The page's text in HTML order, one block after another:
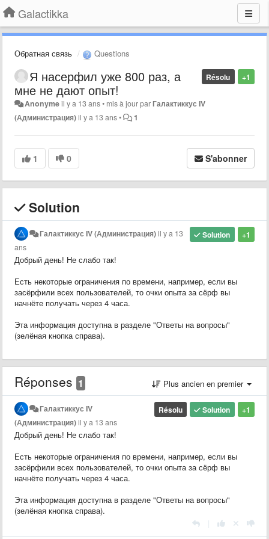
Galactikka
Обратная связь Questions
+1
Résolu
Я насерфил уже 800 раз, а
мне не дают опыт!
Anonymeil y a 13 ans• mis à jour parГалактиккус IV
(Администрация)il y a 13 ans• 1
1 0 S'abonner
Solution
+1
Solution
Галактиккус IV (Администрация)il y a 13
ans
Добрый день! Не слабо так!
Есть некоторые ограничения по времени, например, если вы
засёрфили всех пользователей, то очки опыта за сёрф вы
начнёте получать через 4 часа.
Эта информация доступна в разделе "Ответы на вопросы"
(зелёная кнопка справа).
Réponses 1 Plus ancien en premier
+1
Solution
Résolu
Галактиккус IV
(Администрация)il y a 13 ans
Добрый день! Не слабо так!
Есть некоторые ограничения по времени, например, если вы
засёрфили всех пользователей, то очки опыта за сёрф вы
начнёте получать через 4 часа.
Эта информация доступна в разделе "Ответы на вопросы"
(зелёная кнопка справа).